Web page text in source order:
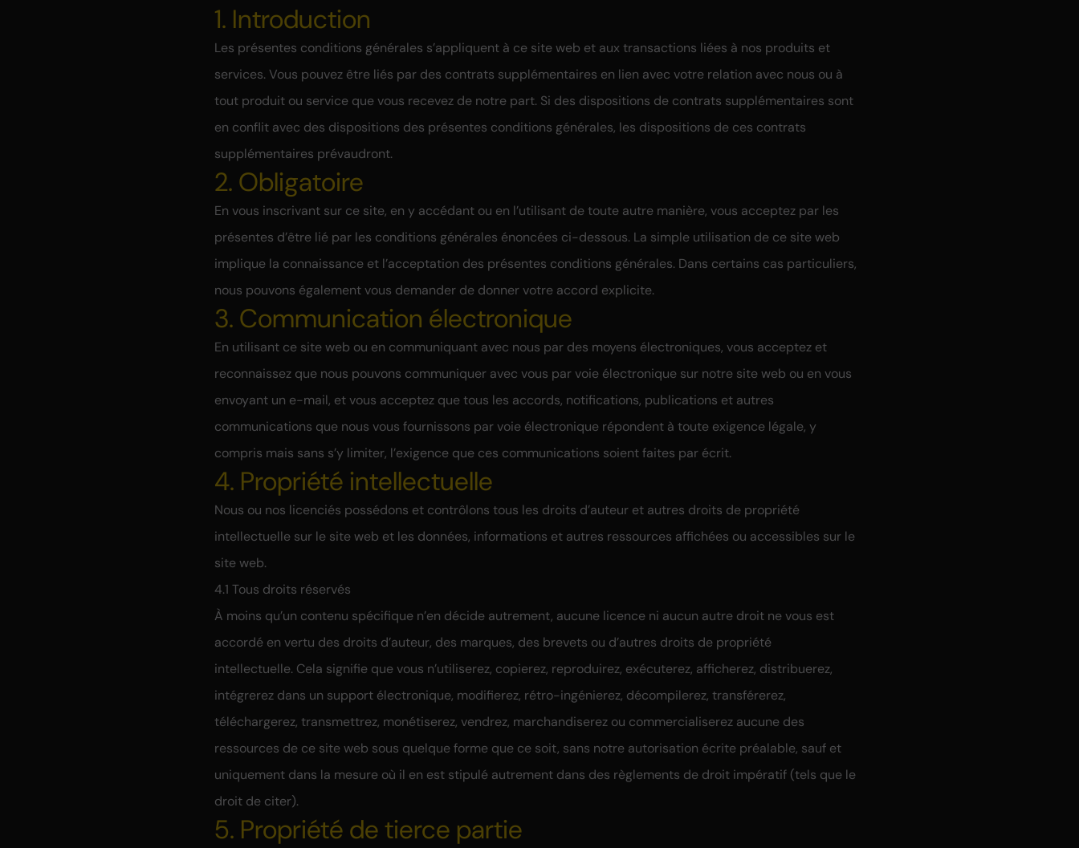
MD DESIGN
Mohan Daccord – Fondateur
info@md-designgraphique.ch
+41 79 339 35 31
1. Introduction
Les présentes conditions générales s’appliquent à ce site web et aux transactions liées à nos produits et
services. Vous pouvez être liés par des contrats supplémentaires en lien avec votre relation avec nous ou à
tout produit ou service que vous recevez de notre part. Si des dispositions de contrats supplémentaires sont
en conflit avec des dispositions des présentes conditions générales, les dispositions de ces contrats
supplémentaires prévaudront.
2. Obligatoire
En vous inscrivant sur ce site, en y accédant ou en l’utilisant de toute autre manière, vous acceptez par les
présentes d’être lié par les conditions générales énoncées ci-dessous. La simple utilisation de ce site web
implique la connaissance et l’acceptation des présentes conditions générales. Dans certains cas particuliers,
nous pouvons également vous demander de donner votre accord explicite.
3. Communication électronique
En utilisant ce site web ou en communiquant avec nous par des moyens électroniques, vous acceptez et
reconnaissez que nous pouvons communiquer avec vous par voie électronique sur notre site web ou en vous
envoyant un e-mail, et vous acceptez que tous les accords, notifications, publications et autres
communications que nous vous fournissons par voie électronique répondent à toute exigence légale, y
compris mais sans s’y limiter, l’exigence que ces communications soient faites par écrit.
4. Propriété intellectuelle
Nous ou nos licenciés possédons et contrôlons tous les droits d’auteur et autres droits de propriété
intellectuelle sur le site web et les données, informations et autres ressources affichées ou accessibles sur le
site web.
4.1 Tous droits réservés
À moins qu’un contenu spécifique n’en décide autrement, aucune licence ni aucun autre droit ne vous est
accordé en vertu des droits d’auteur, des marques, des brevets ou d’autres droits de propriété
intellectuelle. Cela signifie que vous n’utiliserez, copierez, reproduirez, exécuterez, afficherez, distribuerez,
intégrerez dans un support électronique, modifierez, rétro-ingénierez, décompilerez, transférerez,
téléchargerez, transmettrez, monétiserez, vendrez, marchandiserez ou commercialiserez aucune des
ressources de ce site web sous quelque forme que ce soit, sans notre autorisation écrite préalable, sauf et
uniquement dans la mesure où il en est stipulé autrement dans des règlements de droit impératif (tels que le
droit de citer).
5. Propriété de tierce partie